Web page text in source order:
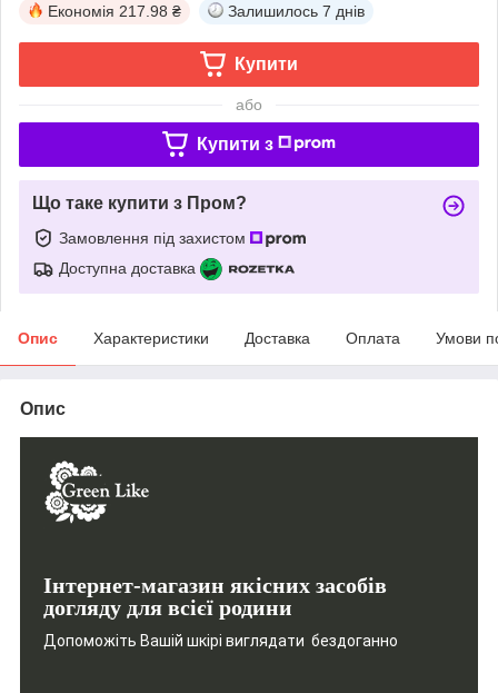
Економія 217.98 ₴ Залишилось 7 днів
Купити
або
Купити з
Що таке купити з Пром?
Замовлення під захистом
Доступна доставка
Опис Характеристики Доставка Оплата Умови
Опис
Інтернет-магазин якісних засобів
догляду для всієї родини
Допоможіть Вашій шкірі виглядати бездоганно